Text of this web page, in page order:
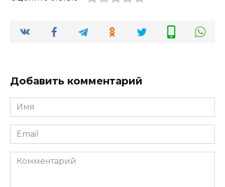
Добавить комментарий
Имя
*
Email
*
Комментарий